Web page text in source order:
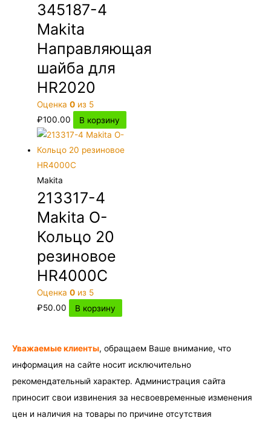
345187-4
Makita
Направляющая
шайба для
HR2020
Оценка0 из 5
₽100.00 В корзину
Makita
213317-4
Makita О-
Кольцо 20
резиновое
HR4000C
Оценка0 из 5
₽50.00 В корзину
Уважаемые клиенты, обращаем Ваше внимание, что
информация на сайте носит исключительно
рекомендательный характер. Администрация сайта
приносит свои извинения за несвоевременные изменения
цен и наличия на товары по причине отсутствия